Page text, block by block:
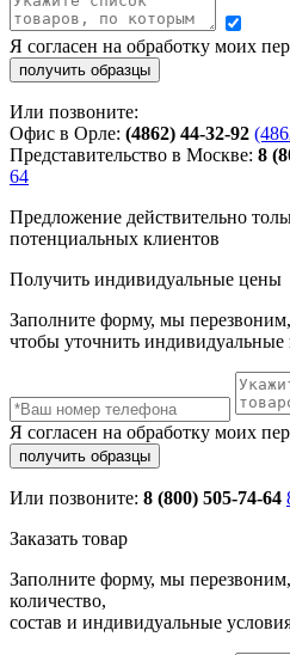
Я согласен на обработку моих
Или позвоните:
Офис в Орле: (4862) 44-32-92
Представительство в Москве: 8
64
Предложение действительно
потенциальных клиентов
Получить индивидуальные цены
Заполните форму, мы перезвоним,
чтобы уточнить индивидуальные
Я согласен на обработку моих
Или позвоните: 8 (800) 505-74-64
Заказать товар
Заполните форму, мы
количество,
состав и индивидуальные условия